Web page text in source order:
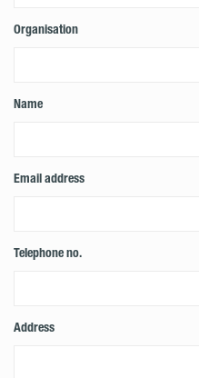
Organisation
Name
Email address
Telephone no.
Address